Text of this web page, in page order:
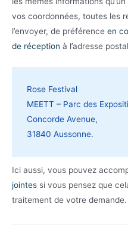
vos coordonnées, toutes les
l’envoyer, de préférence en
de réception à l’adresse
Rose Festival
MEETT – Parc des
Concorde Avenue,
31840 Aussonne.
Ici aussi, vous pouvez
jointes si vous pensez que
traitement de votre demande.